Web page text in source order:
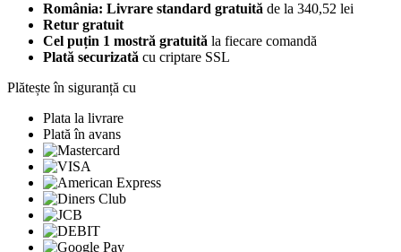
România: Livrare standard gratuită de la 340,52 lei
Retur gratuit
Cel puțin 1 mostră gratuită la fiecare comandă
Plată securizată cu criptare SSL
Plătește în siguranță cu
Plata la livrare
Plată în avans